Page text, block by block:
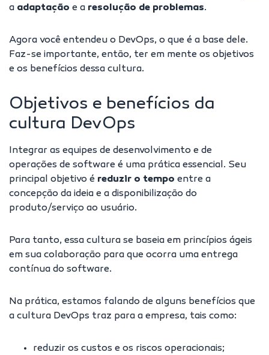
a adaptação e a resolução de problemas.
Agora você entendeu o DevOps, o que é a base dele.
Faz-se importante, então, ter em mente os objetivos
e os benefícios dessa cultura.
Objetivos e benefícios da
cultura DevOps
Integrar as equipes de desenvolvimento e de
operações de software é uma prática essencial. Seu
principal objetivo é reduzir o tempo entre a
concepção da ideia e a disponibilização do
produto/serviço ao usuário.
Para tanto, essa cultura se baseia em princípios ágeis
em sua colaboração para que ocorra uma entrega
contínua do software.
Na prática, estamos falando de alguns benefícios que
a cultura DevOps traz para a empresa, tais como:
reduzir os custos e os riscos operacionais;